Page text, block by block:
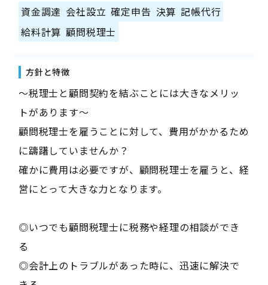
資金調達 会社設立 確定申告 決算 記帳代行
給料計算 顧問税理士
方針と特徴
～税理士と顧問契約を結ぶことには大きなメリッ
トがあります～
顧問税理士を雇うことに対して、費用がかかるため
に躊躇していませんか？
確かに費用は必要ですが、顧問税理士を雇うと、経
営にとって大きな力となります。
◎いつでも顧問税理士に税務や経理の相談ができ
る
◎会計上のトラブルがあった時に、迅速に解決で